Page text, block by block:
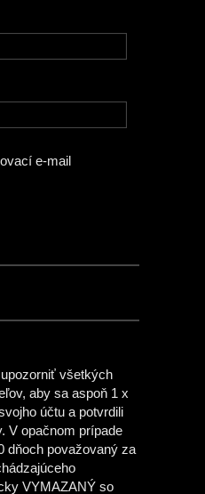
e-mail
všetkých
aby sa aspoň 1 x
účtu a potvrdili
V opačnom prípade
dňoch považovaný za
VYMAZANÝ so